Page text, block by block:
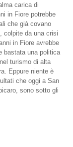
carica di
in Fiore potrebbe
che già covano
colpite da una crisi
in Fiore avrebbe
bastata una politica
turismo di alta
Eppure niente è
che oggi a San
sono sotto gli